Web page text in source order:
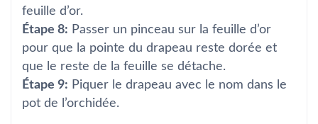
feuille d’or.
Étape 8: Passer un pinceau sur la feuille d’or
pour que la pointe du drapeau reste dorée et
que le reste de la feuille se détache.
Étape 9: Piquer le drapeau avec le nom dans le
pot de l’orchidée.